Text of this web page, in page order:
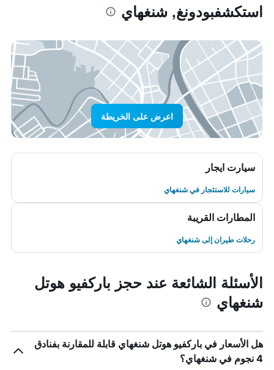
استكشفبودونغ, شنغهاي
اعرض على الخريطة
سيارت ايجار
سيارات للاستئجار في شنغهاي
المطارات القريبة
رحلات طيران إلى شنغهاي
الأسئلة الشائعة عند حجز باركفيو هوتل
شنغهاي
هل الأسعار في باركفيو هوتل شنغهاي قابلة للمقارنة بفنادق
4 نجوم في شنغهاي؟